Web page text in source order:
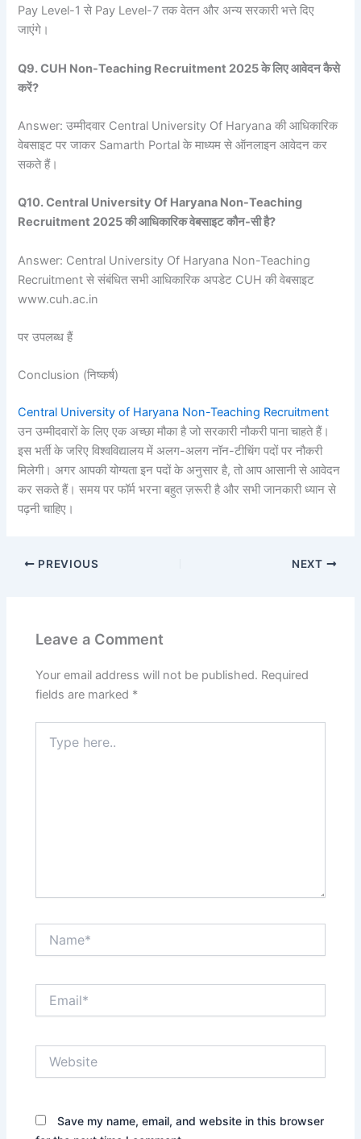
Pay Level-1 से Pay Level-7 तक वेतन और अन्य सरकारी भत्ते दिए
जाएंगे।
Q9. CUH Non-Teaching Recruitment 2025 के लिए आवेदन कैसे
करें?
Answer: उम्मीदवार Central University Of Haryana की आधिकारिक
वेबसाइट पर जाकर Samarth Portal के माध्यम से ऑनलाइन आवेदन कर
सकते हैं।
Q10. Central University Of Haryana Non-Teaching
Recruitment 2025 की आधिकारिक वेबसाइट कौन-सी है?
Answer: Central University Of Haryana Non-Teaching
Recruitment से संबंधित सभी आधिकारिक अपडेट CUH की वेबसाइट
www.cuh.ac.in
पर उपलब्ध हैं
Conclusion (निष्कर्ष)
Central University of Haryana Non-Teaching Recruitment
उन उम्मीदवारों के लिए एक अच्छा मौका है जो सरकारी नौकरी पाना चाहते हैं।
इस भर्ती के जरिए विश्वविद्यालय में अलग-अलग नॉन-टीचिंग पदों पर नौकरी
मिलेगी। अगर आपकी योग्यता इन पदों के अनुसार है, तो आप आसानी से आवेदन
कर सकते हैं। समय पर फॉर्म भरना बहुत ज़रूरी है और सभी जानकारी ध्यान से
पढ़नी चाहिए।
PREVIOUS NEXT
Leave a Comment
Your email address will not be published. Required
fields are marked *
here..
Save my name, email, and website in this browser